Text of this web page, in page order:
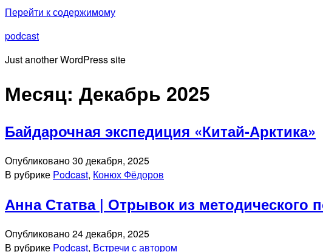
Перейти к содержимому
podcast
Just another WordPress site
Месяц: Декабрь 2025
Байдарочная экспедиция «Китай-Арктика»
Опубликовано30 декабря, 2025
В рубрике Podcast, Конюх Фёдоров
Анна Статва | Отрывок из методического
Опубликовано24 декабря, 2025
В рубрике Podcast, Встречи с автором